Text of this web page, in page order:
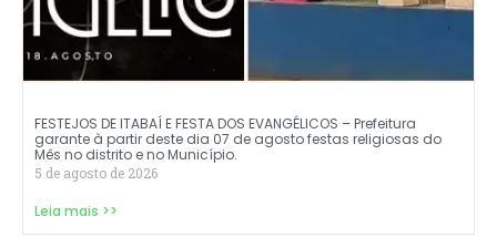
FESTEJOS DE ITABAÍ E FESTA DOS EVANGÉLICOS – Prefeitura
garante à partir deste dia 07 de agosto festas religiosas do
Mês no distrito e no Município.
5 de agosto de 2026
Leia mais >>